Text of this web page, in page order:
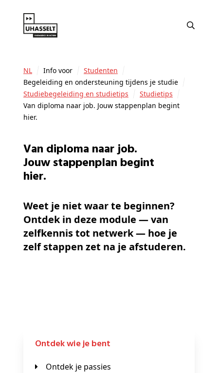
NL Info voor
Studenten
Begeleiding en ondersteuning tijdens je studie
Studiebegeleiding en studietips
Studietips
Van diploma naar job. Jouw stappenplan begint
hier.
Van diploma naar job.
Jouw stappenplan begint
hier.
Weet je niet waar te beginnen?
Ontdek in deze module — van
zelfkennis tot netwerk — hoe je
zelf stappen zet na je afstuderen.
Ontdek wie je bent
Ontdek je passies